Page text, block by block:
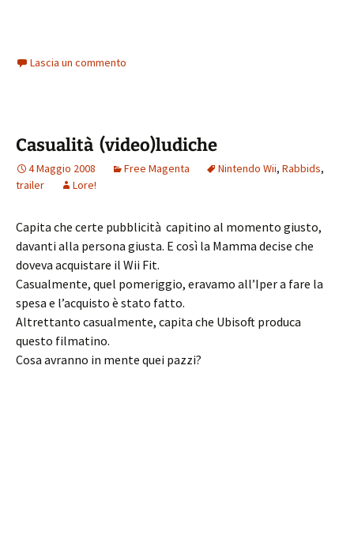
Lascia un commento
Casualità (video)ludiche
4 Maggio 2008 Free Magenta Nintendo Wii, Rabbids,
trailer
Lore!
Capita che certe pubblicità capitino al momento giusto,
davanti alla persona giusta. E così la Mamma decise che
doveva acquistare il Wii Fit.
Casualmente, quel pomeriggio, eravamo all’Iper a fare la
spesa e l’acquisto è stato fatto.
Altrettanto casualmente, capita che Ubisoft produca
questo filmatino.
Cosa avranno in mente quei pazzi?